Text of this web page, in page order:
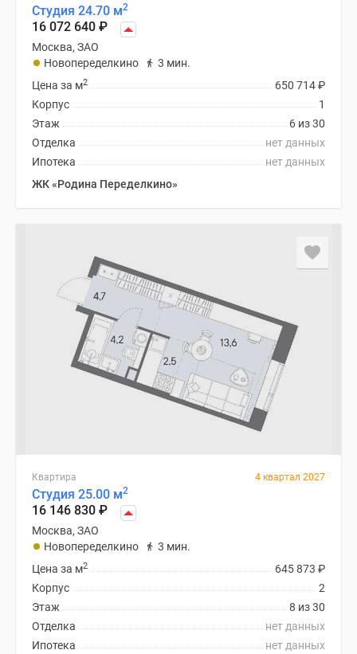
Студия 24.70 м2
16 072 640 ₽
Москва, ЗАО
Новопеределкино
3 мин.
650 714₽
Цена за м2
1
Корпус
6 из 30
Этаж
нет данных
Отделка
нет данных
Ипотека
ЖК «Родина Переделкино»
Квартира 4 квартал 2027
Студия 25.00 м2
16 146 830 ₽
Москва, ЗАО
Новопеределкино
3 мин.
645 873 ₽
Цена за м2
2
Корпус
8 из 30
Этаж
нет данных
Отделка
нет данных
Ипотека